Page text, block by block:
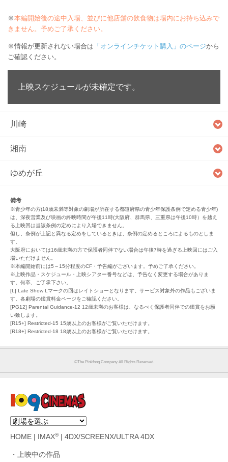
※本編開始後の途中入場、並びに他店舗の飲食物は場内にお持ち込みで
きません。予めご了承ください。
※情報が更新されない場合は 「オンラインチケット購入」のページから
ご確認ください。
上映スケジュールが未確定です。
川崎
湘南
ゆめが丘
備考
※青少年の方(18歳未満等対象の劇場が所在する都道府県の青少年保護条例で定める青少年)
は、深夜営業及び映画の終映時間が午後11時(大阪府、群馬県、三重県は午後10時）を越え
る上映回は当該条例の定めにより入場できません。
但し、条例が上記と異なる定めをしているときは、条例の定めるところによるものとしま
す。
大阪府においては16歳未満の方で保護者同伴でない場合は午後7時を過ぎる上映回にはご入
場いただけません。
※本編開始前には5～15分程度のCF・予告編がございます。予めご了承ください。
※上映作品・スケジュール・上映シアター番号などは、予告なく変更する場合がありま
す。何卒、ご了承下さい。
[L] Late Show Lマークの回はレイトショーとなります。サービス対象外の作品もございま
す。各劇場の鑑賞料金ページをご確認ください。
[PG12] Parental Guidance-12 12歳未満のお客様は、なるべく保護者同伴での鑑賞をお願
い致します。
[R15+] Restricted-15 15歳以上のお客様がご覧いただけます。
[R18+] Restricted-18 18歳以上のお客様がご覧いただけます。
©︎The Pinkfong Company All Rights Reserved.
HOME IMAX®| 4DX/SCREENX/ULTRA 4DX
上映中の作品